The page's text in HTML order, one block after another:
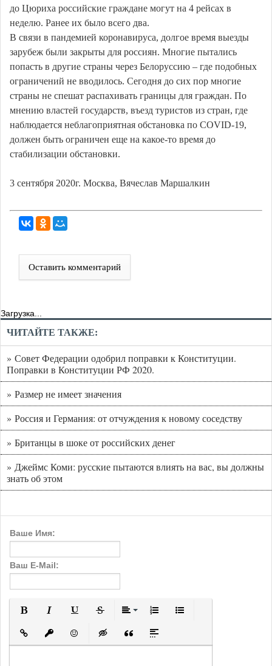
до Цюриха российские граждане могут на 4 рейсах в
неделю. Ранее их было всего два.
В связи в пандемией коронавируса, долгое время выезды
зарубеж были закрыты для россиян. Многие пытались
попасть в другие страны через Белоруссию – где подобных
ограничений не вводилось. Сегодня до сих пор многие
страны не спешат распахивать границы для граждан. По
мнению властей государств, въезд туристов из стран, где
наблюдается неблагоприятная обстановка по СOVID-19,
должен быть ограничен еще на какое-то время до
стабилизации обстановки.
3 сентября 2020г. Москва, Вячеслав Маршалкин
Оставить комментарий
Загрузка...
ЧИТАЙТЕ ТАКЖЕ:
» Совет Федерации одобрил поправки к Конституции.
Поправки в Конституции РФ 2020.
» Размер не имеет значения
» Россия и Германия: от отчуждения к новому соседству
» Британцы в шоке от российских денег
» Джеймс Коми: русские пытаются влиять на вас, вы должны
знать об этом
Ваше Имя:
Ваш E-Mail:
Вставить ссылку
Вставить защищенную ссылку
Вставить смайлик
Вставка скрытого текста
Вставка цитаты
Вставка спойлера